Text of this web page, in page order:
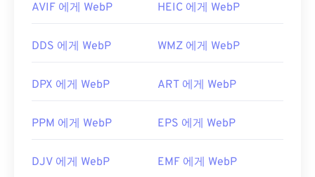
AVIF 에게 WebP HEIC 에게 WebP
DDS 에게 WebP WMZ 에게 WebP
DPX 에게 WebP ART 에게 WebP
PPM 에게 WebP EPS 에게 WebP
DJV 에게 WebP EMF 에게 WebP